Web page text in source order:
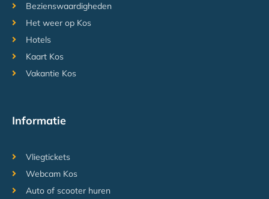
Bezienswaardigheden
Het weer op Kos
Hotels
Kaart Kos
Vakantie Kos
Informatie
Vliegtickets
Webcam Kos
Auto of scooter huren